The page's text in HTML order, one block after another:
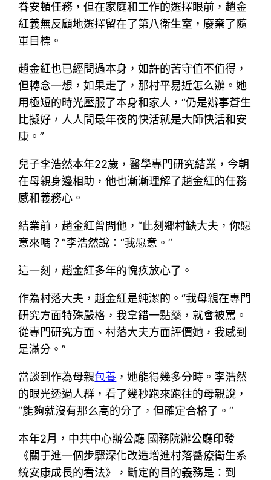
眷安頓任務，但在家庭和工作的選擇眼前，趙金
紅義無反顧地選擇留在了第八衛生室，廢棄了隨
軍目標。
趙金紅也已經問過本身，如許的苦守值不值得，
但轉念一想，如果走了，那村平易近怎么辦。她
用極短的時光壓服了本身和家人，“仍是辦事蒼生
比擬好，人人間最年夜的快活就是大師快活和安
康。”
兒子李浩然本年22歲，醫學專門研究結業，今朝
在母親身邊相助，他也漸漸理解了趙金紅的任務
感和義務心。
結業前，趙金紅曾問他，“此刻鄉村缺大夫，你愿
意來嗎？”李浩然說：“我愿意。”
這一刻，趙金紅多年的愧疚放心了。
作為村落大夫，趙金紅是純潔的。“我母親在專門
研究方面特殊嚴格，我拿錯一點藥，就會被罵。
從專門研究方面、村落大夫方面評價她，我感到
是滿分。”
當談到作為母親包養 ，她能得幾多分時。李浩然
的眼光透過人群，看了幾秒跑來跑往的母親說，
“能夠就沒有那么高的分了，但確定合格了。”
本年2月，中共中心辦公廳 國務院辦公廳印發
《關于進一個步驟深化改造增進村落醫療衛生系
統安康成長的看法》，斷定的目的義務是：到